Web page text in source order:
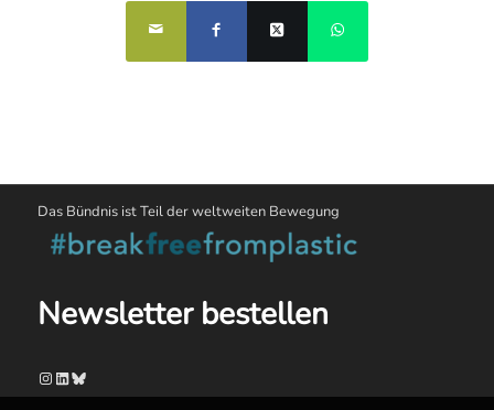
Das Bündnis ist Teil der weltweiten Bewegung
Newsletter bestellen
Instagram
LinkedIn
Bluesky